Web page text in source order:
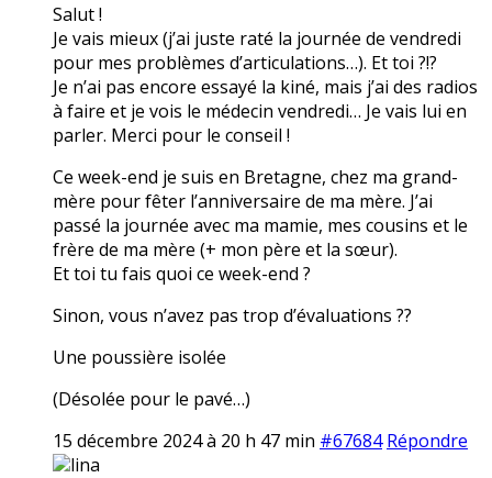
Salut !
Je vais mieux (j’ai juste raté la journée de vendredi
pour mes problèmes d’articulations…). Et toi ?!?
Je n’ai pas encore essayé la kiné, mais j’ai des radios
à faire et je vois le médecin vendredi… Je vais lui en
parler. Merci pour le conseil !
Ce week-end je suis en Bretagne, chez ma grand-
mère pour fêter l’anniversaire de ma mère. J’ai
passé la journée avec ma mamie, mes cousins et le
frère de ma mère (+ mon père et la sœur).
Et toi tu fais quoi ce week-end ?
Sinon, vous n’avez pas trop d’évaluations ??
Une poussière isolée
(Désolée pour le pavé…)
15 décembre 2024 à 20 h 47 min #67684 Répondre
lina